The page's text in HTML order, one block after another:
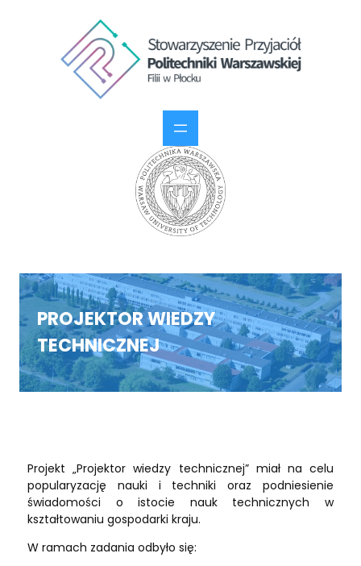
PROJEKTOR WIEDZY
TECHNICZNEJ
Projekt „Projektor wiedzy technicznej” miał na celu
popularyzację nauki i techniki oraz podniesienie
świadomości o istocie nauk technicznych w
kształtowaniu gospodarki kraju.
W ramach zadania odbyło się: